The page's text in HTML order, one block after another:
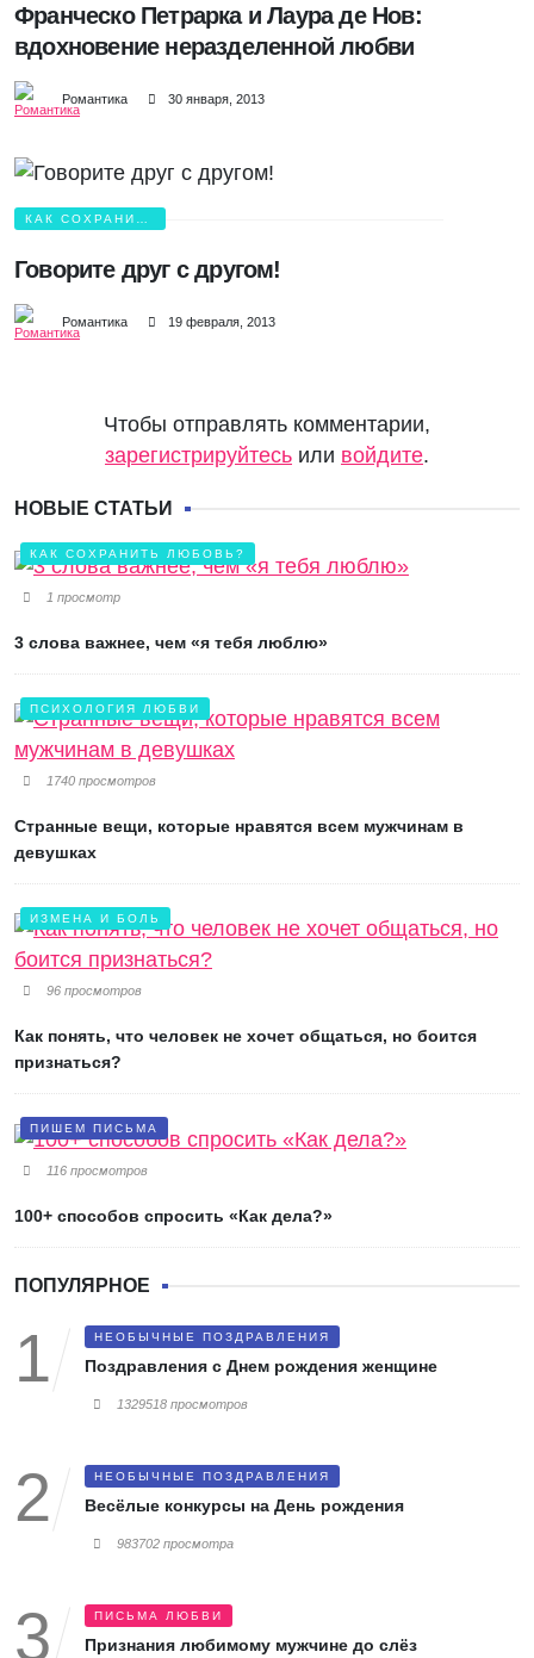
Франческо Петрарка и Лаура де Нов:
вдохновение неразделенной любви
Романтика 30 января, 2013
КАК СОХРАНИТЬ
Говорите друг с другом!
Романтика 19 февраля, 2013
Чтобы отправлять комментарии,
зарегистрируйтесь или войдите.
НОВЫЕ СТАТЬИ
КАК СОХРАНИТЬ ЛЮБОВЬ?
1 просмотр
3 слова важнее, чем «я тебя люблю»
ПСИХОЛОГИЯ ЛЮБВИ
1740 просмотров
Странные вещи, которые нравятся всем мужчинам в
девушках
ИЗМЕНА И БОЛЬ
96 просмотров
Как понять, что человек не хочет общаться, но боится
признаться?
ПИШЕМ ПИСЬМА
116 просмотров
100+ способов спросить «Как дела?»
ПОПУЛЯРНОЕ
НЕОБЫЧНЫЕ ПОЗДРАВЛЕНИЯ
Поздравления с Днем рождения женщине
1329518 просмотров
НЕОБЫЧНЫЕ ПОЗДРАВЛЕНИЯ
Весёлые конкурсы на День рождения
983702 просмотра
ПИСЬМА ЛЮБВИ
Признания любимому мужчине до слёз